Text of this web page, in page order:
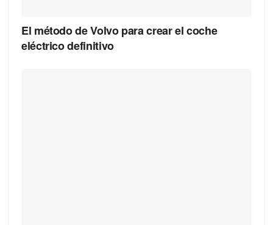
El método de Volvo para crear el coche
eléctrico definitivo